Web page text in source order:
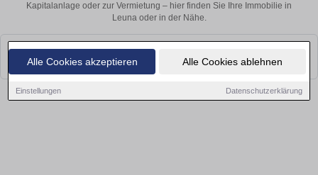
Alle Cookies akzeptieren Alle Cookies ablehnen
Einstellungen Datenschutzerklärung
Kapitalanlage oder zur Vermietung – hier finden Sie Ihre Immobilie in
Leuna oder in der Nähe.
Leider konnten wir derzeit keine passenden Objekte finden. Schauen Sie
bald wieder vorbei!